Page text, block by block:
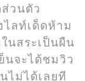
วนตัว
ไลท์เด็ดห้าม
นสระเป็นผืน
นจะได้ชมวิว
ไม่ได้เลยที